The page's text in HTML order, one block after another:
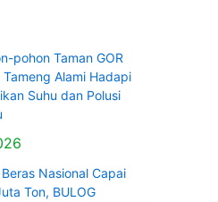
pohon Taman GOR
Tameng Alami Hadapi
Suhu dan Polusi
Nasional Capai
Ton, BULOG